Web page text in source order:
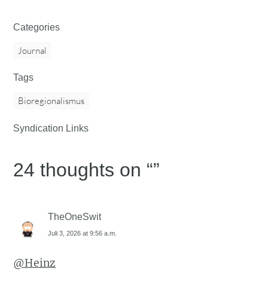
Categories
Journal
Tags
Bioregionalismus
Syndication Links
24 thoughts on “”
TheOneSwit
Juli 3, 2026 at 9:56 a.m.
@Heinz